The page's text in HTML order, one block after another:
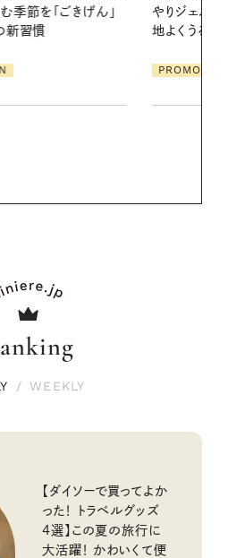
合う。暑い季節に心
、軽やかなボディケ
る【大人気の
1本で汗ばむ
/ WEEKLY
【ダイソーで買ってよか
った！ トラベルグッズ
4選】この夏の旅行に
大活躍！ かわいくて便